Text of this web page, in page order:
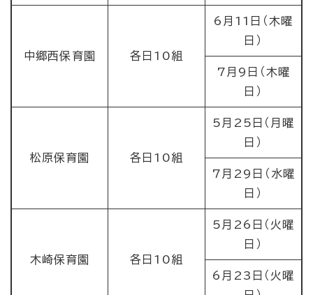
中郷西保育園 各日10組
6月11日（木曜
日）
7月9日（木曜
日）
松原保育園 各日10組
5月25日（月曜
日）
7月29日（水曜
日）
木崎保育園 各日10組
5月26日（火曜
日）
6月23日（火曜